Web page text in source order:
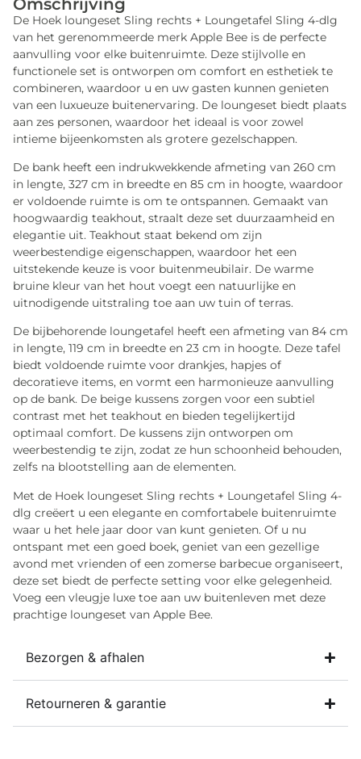
De Hoek loungeset Sling rechts + Loungetafel Sling 4-dlg
van het gerenommeerde merk Apple Bee is de perfecte
aanvulling voor elke buitenruimte. Deze stijlvolle en
functionele set is ontworpen om comfort en esthetiek te
combineren, waardoor u en uw gasten kunnen genieten
van een luxueuze buitenervaring. De loungeset biedt plaats
aan zes personen, waardoor het ideaal is voor zowel
intieme bijeenkomsten als grotere gezelschappen.
De bank heeft een indrukwekkende afmeting van 260 cm
in lengte, 327 cm in breedte en 85 cm in hoogte, waardoor
er voldoende ruimte is om te ontspannen. Gemaakt van
hoogwaardig teakhout, straalt deze set duurzaamheid en
elegantie uit. Teakhout staat bekend om zijn
weerbestendige eigenschappen, waardoor het een
uitstekende keuze is voor buitenmeubilair. De warme
bruine kleur van het hout voegt een natuurlijke en
uitnodigende uitstraling toe aan uw tuin of terras.
De bijbehorende loungetafel heeft een afmeting van 84 cm
in lengte, 119 cm in breedte en 23 cm in hoogte. Deze tafel
biedt voldoende ruimte voor drankjes, hapjes of
decoratieve items, en vormt een harmonieuze aanvulling
op de bank. De beige kussens zorgen voor een subtiel
contrast met het teakhout en bieden tegelijkertijd
optimaal comfort. De kussens zijn ontworpen om
weerbestendig te zijn, zodat ze hun schoonheid behouden,
zelfs na blootstelling aan de elementen.
Met de Hoek loungeset Sling rechts + Loungetafel Sling 4-
dlg creëert u een elegante en comfortabele buitenruimte
waar u het hele jaar door van kunt genieten. Of u nu
ontspant met een goed boek, geniet van een gezellige
avond met vrienden of een zomerse barbecue organiseert,
deze set biedt de perfecte setting voor elke gelegenheid.
Voeg een vleugje luxe toe aan uw buitenleven met deze
prachtige loungeset van Apple Bee.
Bezorgen & afhalen
Retourneren & garantie